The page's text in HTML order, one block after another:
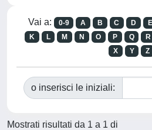
Vai a: 0-9 A B C D E
K
L M N O P Q R
X
Y Z
o inserisci le iniziali:
Mostrati risultati da 1 a 1 di